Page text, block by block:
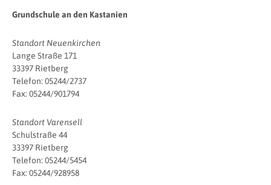
Grundschule an den Kastanien
Standort Neuenkirchen
Lange Straße 171
33397 Rietberg
Telefon: 05244/2737
Fax: 05244/901794
Standort Varensell
Schulstraße 44
33397 Rietberg
Telefon: 05244/5454
Fax: 05244/928958